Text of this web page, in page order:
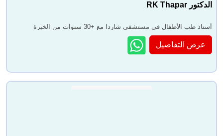
الدكتور RK Thapar
أستاذ طب الأطفال في مستشفى شاردا مع +30 سنوات من الخبرة
عرض التفاصيل